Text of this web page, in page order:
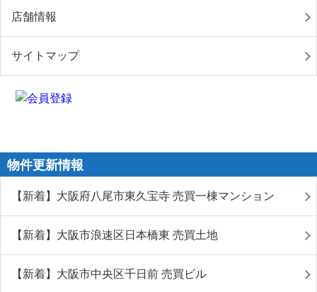
店舗情報
サイトマップ
物件更新情報
【新着】大阪府八尾市東久宝寺 売買一棟マンション
【新着】大阪市浪速区日本橋東 売買土地
【新着】大阪市中央区千日前 売買ビル